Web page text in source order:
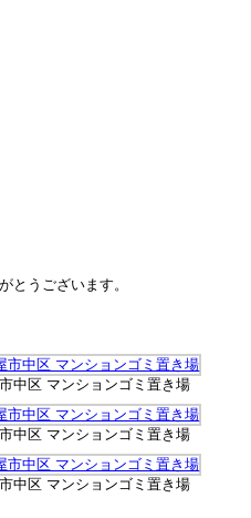
とうございます。
中区 マンションゴミ置き場
中区 マンションゴミ置き場
中区 マンションゴミ置き場